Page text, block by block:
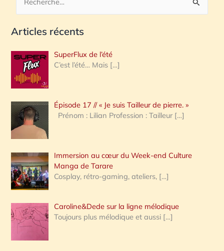
c
e
r
c
h
e
:
Articles récents
SuperFlux de l’été
C’est l’été… Mais […]
Épisode 17 // « Je suis Tailleur de pierre. »
Prénom : Lilian Profession : Tailleur […]
Immersion au cœur du Week-end Culture
Manga de Tarare
Cosplay, rétro-gaming, ateliers, […]
Caroline&Dede sur la ligne mélodique
Toujours plus mélodique et aussi […]